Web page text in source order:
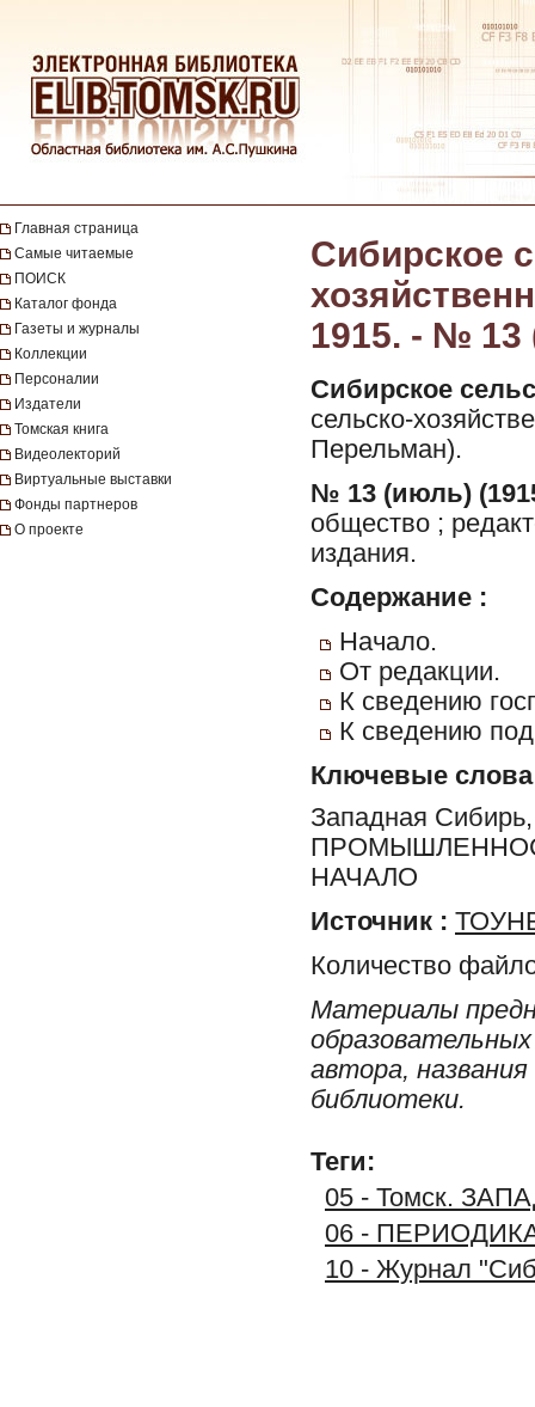
Главная страница
Самые читаемые
ПОИСК
Каталог фонда
Газеты и журналы
Коллекции
Персоналии
Издатели
Томская книга
Видеолекторий
Виртуальные выставки
Фонды партнеров
О проекте
Сибирское
1915. - № 13
Сибирское
сельско-
Перельман).
№ 13 (июль)
общество ;
издания.
Содержание :
Начало.
От редакции.
К сведению
К сведению
Ключевые слова
Западная
НАЧАЛО
Источник :
Количество
Материалы
автора,
библиотеки.
Теги:
05 - Томск.
06 -
10 - Журнал